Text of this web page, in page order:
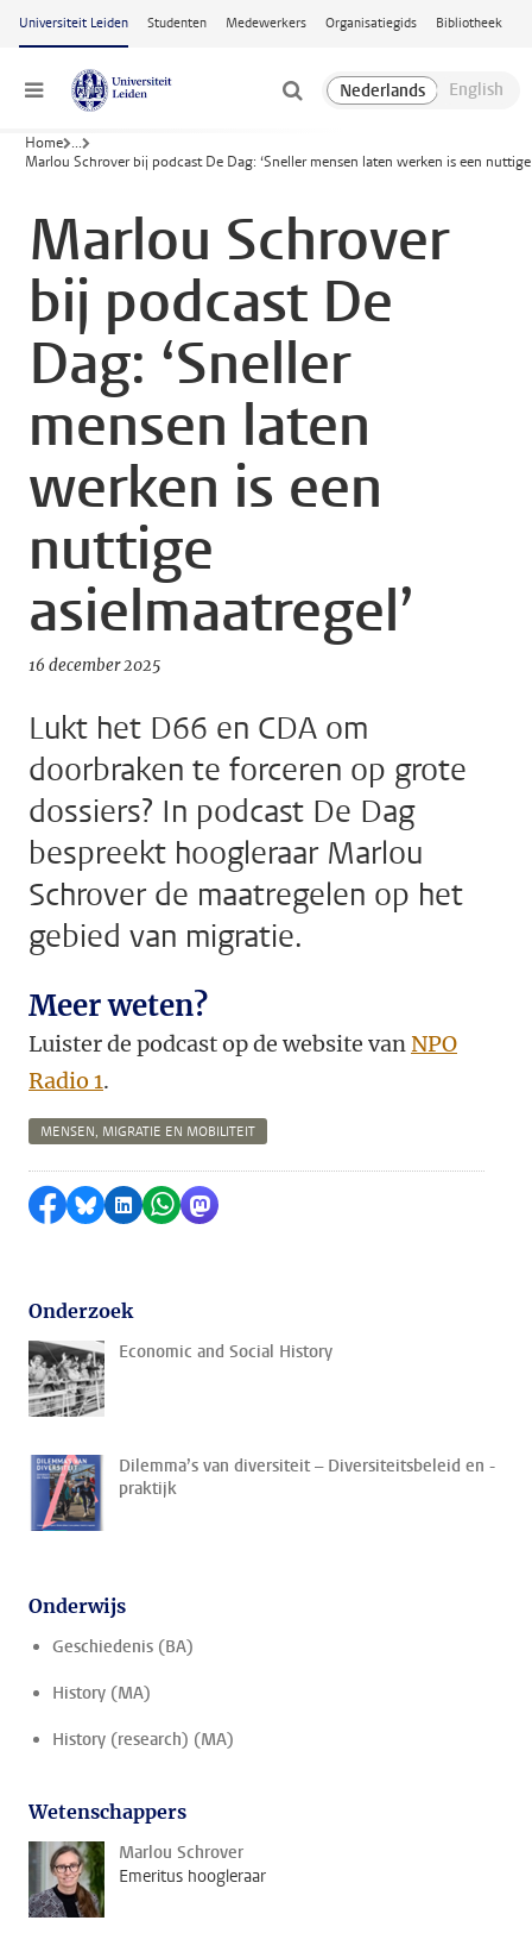
Ga naar hoofdinhoud
Universiteit Leiden Studenten Medewerkers Organisatiegids Bibliotheek
Menu
Home ...
Marlou Schrover bij podcast De Dag: ‘Sneller mensen laten werken is een nuttige
Marlou Schrover
bij podcast De
Dag: ‘Sneller
mensen laten
werken is een
nuttige
asielmaatregel’
16 december 2025
Lukt het D66 en CDA om
doorbraken te forceren op grote
dossiers? In podcast De Dag
bespreekt hoogleraar Marlou
Schrover de maatregelen op het
gebied van migratie.
Meer weten?
Luister de podcast op de website vanNPO
Radio 1.
MENSEN, MIGRATIE EN MOBILITEIT
Delen op Facebook
Delen via Bluesky
Delen op LinkedIn
Delen via WhatsApp
Delen via Mastodon
Onderzoek
Economic and Social History
Dilemma’s van diversiteit – Diversiteitsbeleid en -
praktijk
Onderwijs
Geschiedenis (BA)
History (MA)
History (research) (MA)
Wetenschappers
Marlou Schrover
Emeritus hoogleraar